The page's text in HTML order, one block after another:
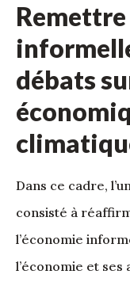
Remettre
débats
Dans ce cadre,
consisté à
l’économie
l’économie et ses